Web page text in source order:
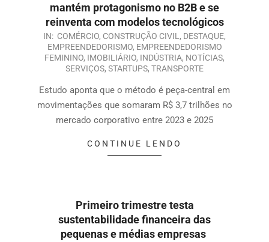
mantém protagonismo no B2B e se
reinventa com modelos tecnológicos
IN: COMÉRCIO, CONSTRUÇÃO CIVIL , DESTAQUE,
EMPREENDEDORISMO, EMPREENDEDORISMO
FEMININO, IMOBILIÁRIO, INDÚSTRIA, NOTÍCIAS,
SERVIÇOS, STARTUPS, TRANSPORTE
Estudo aponta que o método é peça-central em
movimentações que somaram R$ 3,7 trilhões no
mercado corporativo entre 2023 e 2025
CONTINUE LENDO
Primeiro trimestre testa
sustentabilidade financeira das
pequenas e médias empresas